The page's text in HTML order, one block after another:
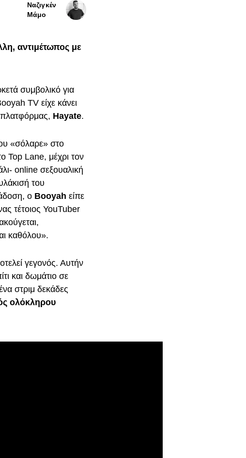
Ναζιγκέν
Μάμο
αντιμέτωπος με
συμβολικό για
TV είχε κάνει
Hayate.
«σόλαρε» στο
Top Lane, μέχρι τον
online σεξουαλική
του
ο Booyah είπε
τέτοιος YouTuber
καθόλου».
γεγονός. Αυτήν
και δωμάτιο σε
στριμ δεκάδες
ολόκληρου